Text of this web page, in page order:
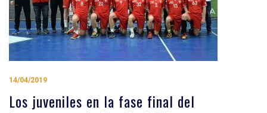
14/04/2019
Los juveniles en la fase final del